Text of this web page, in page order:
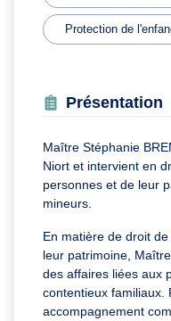
Protection de
Présentation
Maître Stéphanie
Niort et intervient en
personnes et de leur
mineurs.
En matière de droit
leur patrimoine,
des affaires liées aux
contentieux familiaux.
accompagnement